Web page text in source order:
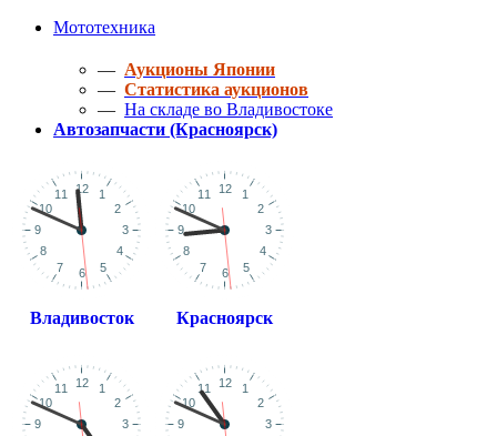
Мототехника
— Аукционы Японии
— Статистика аукционов
— На складе во Владивостоке
Автозапчасти (Красноярск)
Владивосток Красноярск